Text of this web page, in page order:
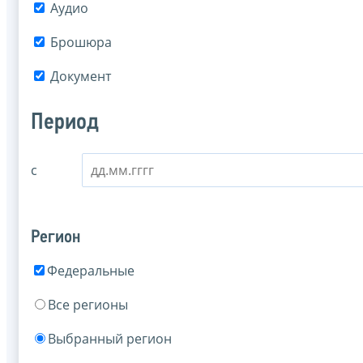
Аудио
Брошюра
Документ
Период
с
Регион
Федеральные
Все регионы
Выбранный регион